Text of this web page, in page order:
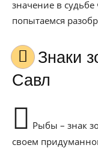
значение в судьбе
попытаемся
Знаки зодиака для имени
Савл
Рыбы – знак
своем